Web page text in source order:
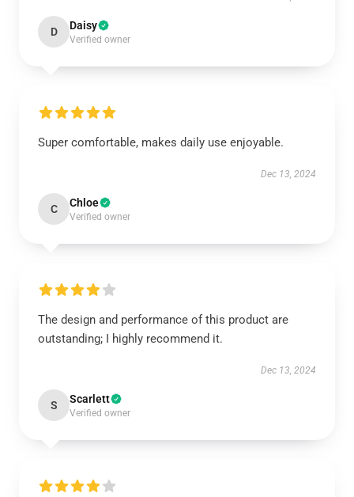
D Daisy
Verified owner
Super comfortable, makes daily use enjoyable.
Dec 13, 2024
C Chloe
Verified owner
The design and performance of this product are
outstanding; I highly recommend it.
Dec 13, 2024
S Scarlett
Verified owner